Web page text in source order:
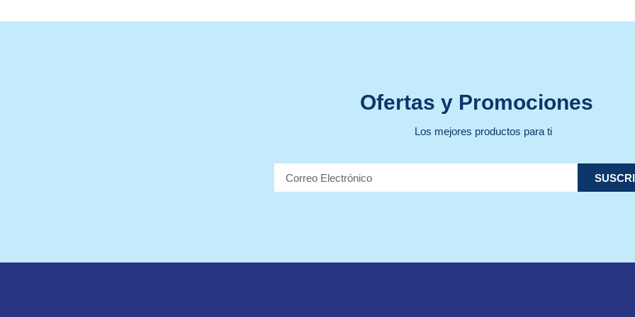
Ofertas y Promociones
Los mejores productos para ti